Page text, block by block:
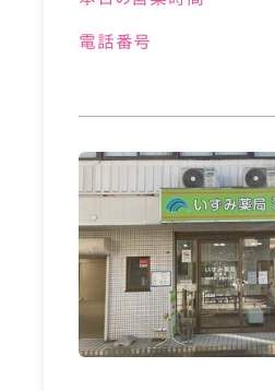
電話番号